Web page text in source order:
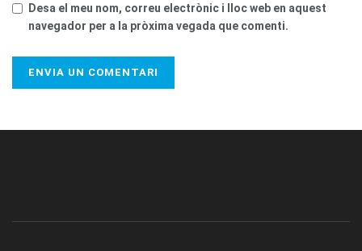
Desa el meu nom, correu electrònic i lloc web en aquest
navegador per a la pròxima vegada que comenti.